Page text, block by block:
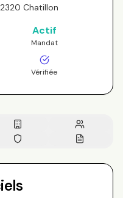
Chatillon
Actif
Mandat
Vérifiée